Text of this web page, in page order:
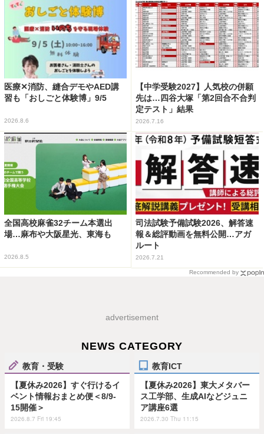
医療✕消防、縫合デモやAED講
習も「おしごと体験博」9/5
2026.8.6
【中学受験2027】人気校の併願
先は…四谷大塚「第2回合不合判
定テスト」結果
2026.7.16
全国高校麻雀32チーム本選出
場…麻布や大阪星光、東海も
2026.8.5
司法試験予備試験2026、解答速
報＆総評動画を無料公開…アガ
ルート
2026.7.21
Recommended by
advertisement
NEWS CATEGORY
教育・受験
【夏休み2026】すぐ行けるイ
ベント情報おまとめ便＜8/9-
15開催＞
2026.8.7 Fri 19:45
教育ICT
【夏休み2026】東大メタバー
ス工学部、生成AIなどジュニ
ア講座6選
2026.7.30 Thu 11:15